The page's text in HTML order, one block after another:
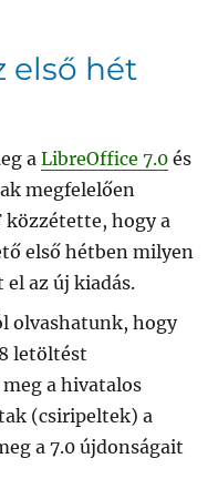
első hét
aLibreOffice 7.0 és
megfelelően
közzétette, hogy a
első hétben milyen
az új kiadás.
olvashatunk, hogy
letöltést
a hivatalos
(csiripeltek) a
a 7.0 újdonságait